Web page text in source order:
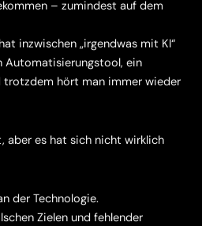
– zumindest auf dem
inzwischen „irgendwas mit KI“
ein
trotzdem hört man immer wieder
aber es hat sich nicht wirklich
der Technologie.
Zielen und fehlender